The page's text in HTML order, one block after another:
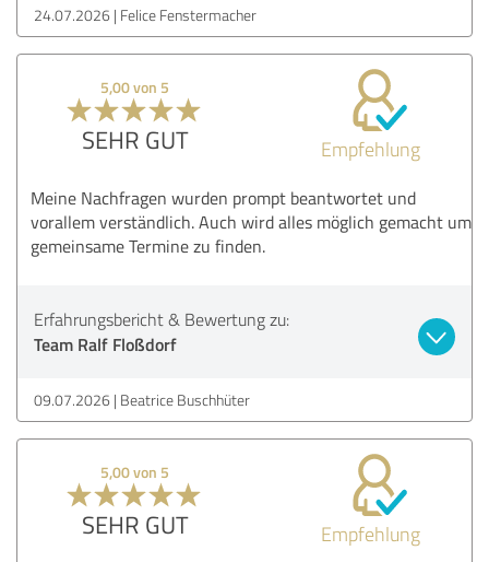
24.07.2026 Felice Fenstermacher
5,00 von 5
SEHR GUT Empfehlung
Meine Nachfragen wurden prompt beantwortet und
vorallem verständlich. Auch wird alles möglich gemacht um
gemeinsame Termine zu finden.
Erfahrungsbericht & Bewertung zu:
Team Ralf Floßdorf
09.07.2026 Beatrice Buschhüter
5,00 von 5
SEHR GUT Empfehlung